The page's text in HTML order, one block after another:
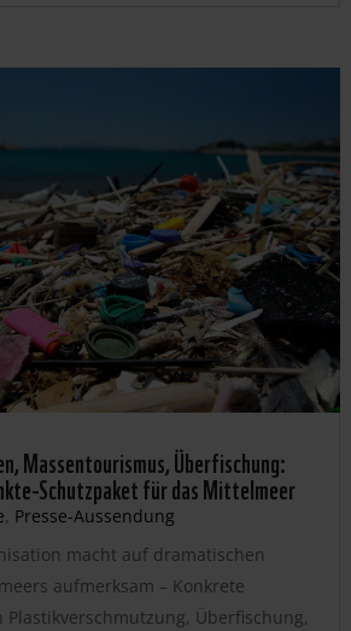
Massentourismus, Überfischung:
Schutzpaket für das Mittelmeer
, Presse-Aussendung
macht auf dramatischen
aufmerksam – Konkrete
Plastikverschmutzung, Überfischung,